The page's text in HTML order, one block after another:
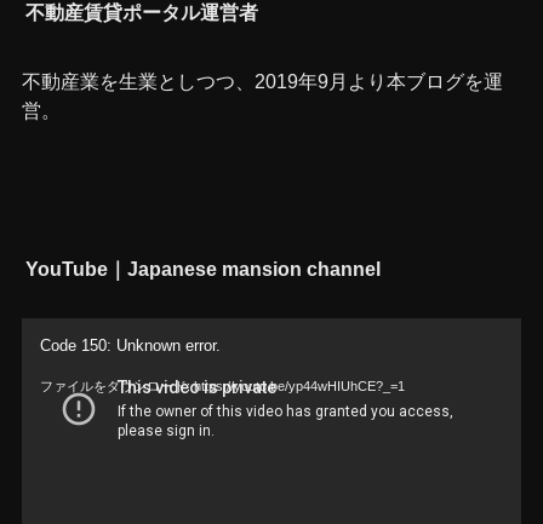
不動産賃貸ポータル運営者
不動産業を生業としつつ、2019年9月より本ブログを運
営。
YouTube｜Japanese mansion channel
Code 150: Unknown error.
ファイルをダウンロード: https://youtu.be/yp44wHIUhCE?_=1